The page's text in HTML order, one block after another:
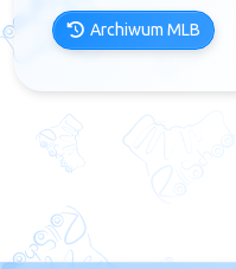
Archiwum MLB